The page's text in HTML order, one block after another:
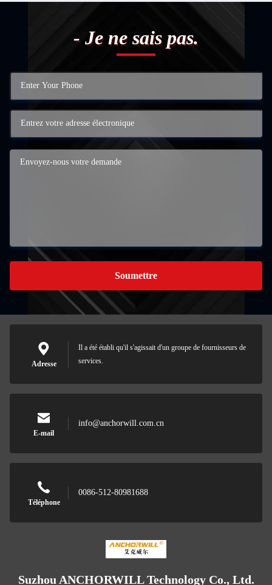
- Je ne sais pas.
Soumettre
Adresse
Il a été établi qu'il s'agissait d'un groupe de fournisseurs de
services.
E-mail
info@anchorwill.com.cn
Téléphone
0086-512-80981688
Suzhou ANCHORWILL Technology Co., Ltd.